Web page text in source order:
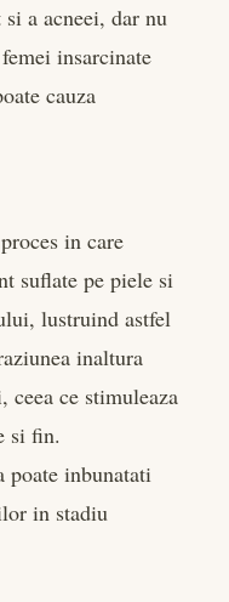
a acneei, dar nu
insarcinate
cauza
in care
suflate pe piele si
lustruind astfel
inaltura
ce stimuleaza
si fin.
poate inbunatati
in stadiu